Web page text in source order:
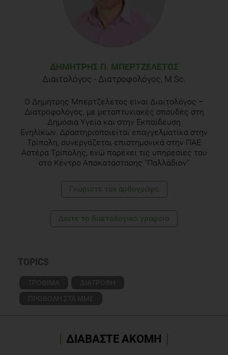
ΔΗΜΉΤΡΗΣ Π. ΜΠΕΡΤΖΕΛΈΤΟΣ
Διαιτολόγος - Διατροφολόγος, M.Sc.
Ο Δημήτρης Μπερτζελέτος είναι Διαιτολόγος –
Διατροφολόγος, με μεταπτυχιακές σπουδές στη
Δημόσια Υγεία και στην Εκπαίδευση
Ενηλίκων. Δραστηριοποιείται επαγγελματικά στην
Τρίπολη, συνεργάζεται επιστημονικά στην ΠΑΕ
Αστέρα Τρίπολης, ενώ παρέχει τις υπηρεσίες του
στο Κέντρο Αποκατάστασης "Παλλάδιον"
Γνωρίστε τoν αρθογράφο
Δείτε το διαιτολογικό γραφείο
TOPICS
ΤΡΟΦΙΜΑ
ΔΙΑΤΡΟΦΗ
ΠΡΟΒΟΛΗ ΣΤΑ ΜΜΕ
ΔΙΑΒΑΣΤΕ ΑΚΟΜΗ